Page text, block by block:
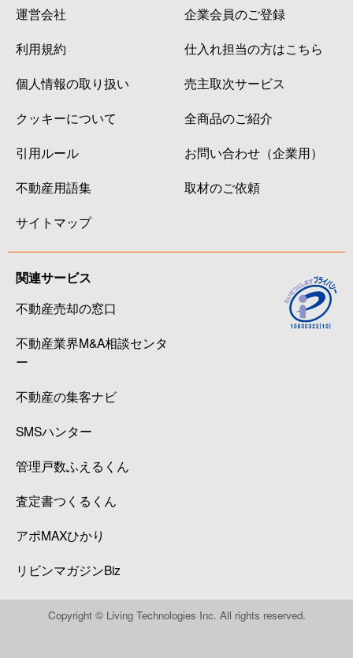
運営会社
利用規約
個人情報の取り扱い
クッキーについて
引用ルール
不動産用語集
サイトマップ
企業会員のご登録
仕入れ担当の方はこちら
売主取次サービス
全商品のご紹介
お問い合わせ（企業用）
取材のご依頼
関連サービス
不動産売却の窓口
不動産業界M&A相談センタ
ー
不動産の集客ナビ
SMSハンター
管理戸数ふえるくん
査定書つくるくん
アポMAXひかり
リビンマガジンBiz
Copyright © Living Technologies Inc. All rights reserved.